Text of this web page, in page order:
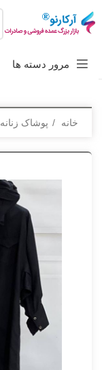
مرور دسته ها
خانه پوشاک زنانه